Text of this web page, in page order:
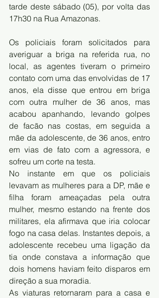
tarde deste sábado (05), por volta das
17h30 na Rua Amazonas.
Os policiais foram solicitados para
averiguar a briga na referida rua, no
local, as agentes tiveram o primeiro
contato com uma das envolvidas de 17
anos, ela disse que entrou em briga
com outra mulher de 36 anos, mas
acabou apanhando, levando golpes
de facão nas costas, em seguida a
mãe da adolescente, de 36 anos, entro
em vias de fato com a agressora, e
sofreu um corte na testa.
No instante em que os policiais
levavam as mulheres para a DP, mãe e
filha foram ameaçadas pela outra
mulher, mesmo estando na frente dos
militares, ela afirmava que iria colocar
fogo na casa delas. Instantes depois, a
adolescente recebeu uma ligação da
tia onde constava a informação que
dois homens haviam feito disparos em
direção a sua moradia.
As viaturas retornaram para a casa e